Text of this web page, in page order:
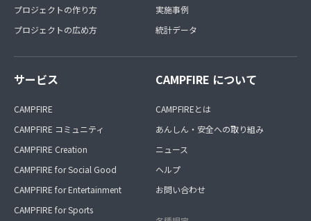
プロジェクトの作り方
プロジェクトの広め方
実施事例
統計データ
サービス
CAMPFIRE
CAMPFIRE コミュニティ
CAMPFIRE Creation
CAMPFIRE for Social Good
CAMPFIRE for Entertainment
CAMPFIRE for Sports
CAMPFIRE について
CAMPFIREとは
あんしん・安全への取り組み
ニュース
ヘルプ
お問い合わせ